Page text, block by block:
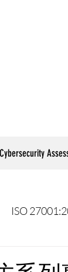
Cybersecurity
ISO